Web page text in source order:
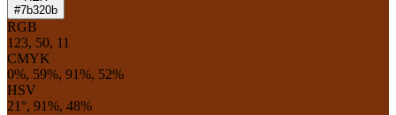
#7b320b
RGB
123, 50, 11
CMYK
0%, 59%, 91%, 52%
HSV
21°, 91%, 48%